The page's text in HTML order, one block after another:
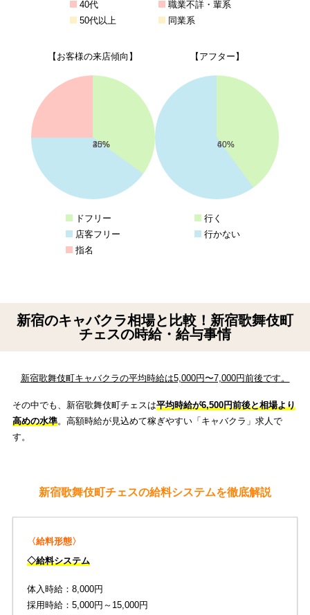
40代
50代以上
職業不詳・輩系
同業系
【お客様の来店傾向】
35%
40%
25%
ドフリー
店客フリー
指名
【アフター】
40%
60%
行く
行かない
新宿のキャバクラ相場と比較！新宿歌舞伎町
チェスの時給・給与事情
新宿歌舞伎町キャバクラの平均時給は5,000円〜7,000円前後です。
その中でも、新宿歌舞伎町チェスは平均時給が6,500円前後と相場より
高めの水準。高額時給が見込めて稼ぎやすい「キャバクラ」求人で
す。
新宿歌舞伎町チェスの給料システムを徹底解説
〈給料形態〉
◇給料システム
体入時給：8,000円
採用時給：5,000円～15,000円